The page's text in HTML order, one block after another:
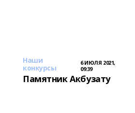
Наши
конкурсы
6 ИЮЛЯ 2021,
09:39
Памятник Акбузату